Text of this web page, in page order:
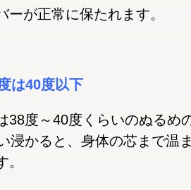
ーが正常に保たれます。
は40度以下
38度～40度くらいのぬるめ
浸かると、身体の芯まで温